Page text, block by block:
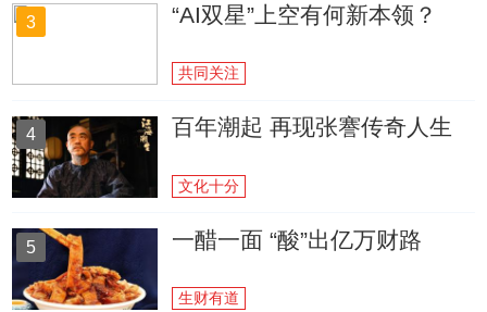
3 “AI双星”上空有何新本领？
共同关注
4 百年潮起 再现张謇传奇人生
文化十分
5 一醋一面 “酸”出亿万财路
生财有道